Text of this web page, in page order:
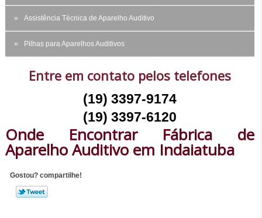
Assistência Técnica de Aparelho Auditivo
Pilhas para Aparelhos Auditivos
Entre em contato pelos telefones
(19) 3397-9174
(19) 3397-6120
Onde Encontrar Fábrica de
Aparelho Auditivo em Indaiatuba
Gostou? compartilhe!